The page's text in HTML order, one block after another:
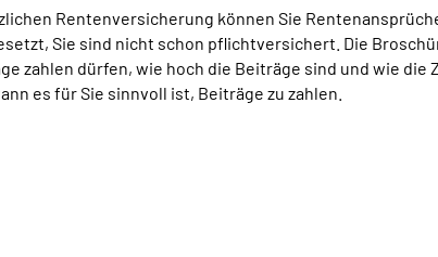
Rentenversicherung können Sie
Sie sind nicht schon pflichtversichert. Die
zahlen dürfen, wie hoch die Beiträge sind und wie die
es für Sie sinnvoll ist, Beiträge zu zahlen.